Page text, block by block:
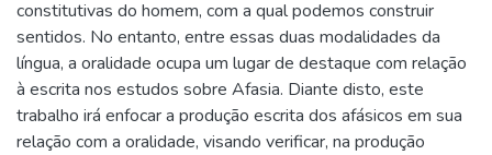
constitutivas do homem, com a qual podemos construir
sentidos. No entanto, entre essas duas modalidades da
língua, a oralidade ocupa um lugar de destaque com relação
à escrita nos estudos sobre Afasia. Diante disto, este
trabalho irá enfocar a produção escrita dos afásicos em sua
relação com a oralidade, visando verificar, na produção